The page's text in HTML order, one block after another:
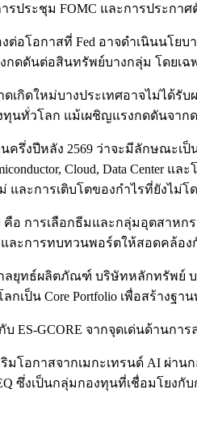
รประชุม FOMC และการประกา
อโอกาสที่ Fed อาจดำเนินนโยบ
กดดันต่อสินทรัพย์บางกลุ่ม โดยเ
ดเกิดใหม่บางประเทศอาจไม่ได้
ทั่วโลก แม้เผชิญแรงกดดันจากด
ครึ่งปีหลัง 2569 ว่าจะมีลักษณะ
Cloud, Data
และการเติบโตของกำไรที่ยังไม่โ
อ การเลือกธีมและกลุ่มอุตสาหก
ละการทบทวนพอร์ตให้สอดคล้อ
ยุทธ์ผลิตภัณฑ์ บริษัทหลักทรัพย์ บ
เป็น Core Portfolio เพื่อสร้างฐ
ES-GCORE จากจุดเด่นด้านก
โอกาสจากเมกะเทรนด์ AI ผ่าน
ซึ่งเป็นกลุ่มกองทุนที่เชื่อมโยง